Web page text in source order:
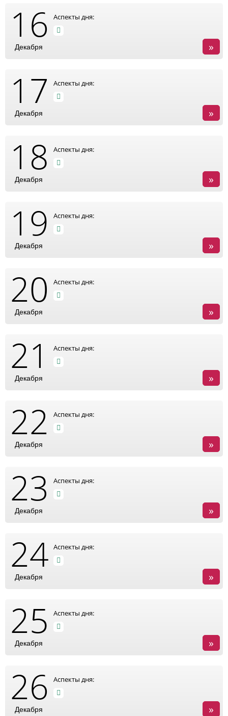
16
Декабря
Аспекты дня:
»
17
Декабря
Аспекты дня:
»
18
Декабря
Аспекты дня:
»
19
Декабря
Аспекты дня:
»
20
Декабря
Аспекты дня:
»
21
Декабря
Аспекты дня:
»
22
Декабря
Аспекты дня:
»
23
Декабря
Аспекты дня:
»
24
Декабря
Аспекты дня:
»
25
Декабря
Аспекты дня:
»
26
Декабря
Аспекты дня:
»